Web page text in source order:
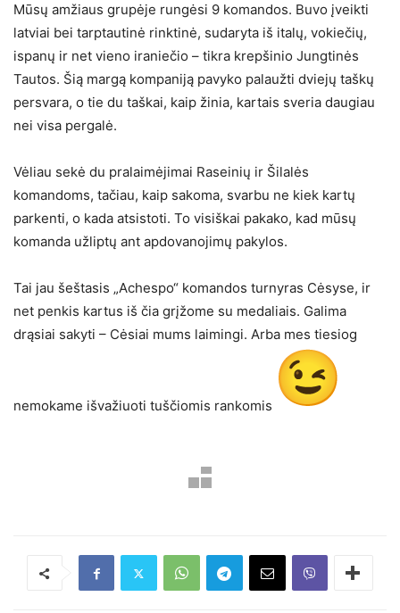
Mūsų amžiaus grupėje rungėsi 9 komandos. Buvo įveikti
latviai bei tarptautinė rinktinė, sudaryta iš italų, vokiečių,
ispanų ir net vieno iraniečio – tikra krepšinio Jungtinės
Tautos. Šią margą kompaniją pavyko palaužti dviejų taškų
persvara, o tie du taškai, kaip žinia, kartais sveria daugiau
nei visa pergalė.
Vėliau sekė du pralaimėjimai Raseinių ir Šilalės
komandoms, tačiau, kaip sakoma, svarbu ne kiek kartų
parkenti, o kada atsistoti. To visiškai pakako, kad mūsų
komanda užliptų ant apdovanojimų pakylos.
Tai jau šeštasis „Achespo“ komandos turnyras Cėsyse, ir
net penkis kartus iš čia grįžome su medaliais. Galima
drąsiai sakyti – Cėsiai mums laimingi. Arba mes tiesiog
nemokame išvažiuoti tuščiomis rankomis